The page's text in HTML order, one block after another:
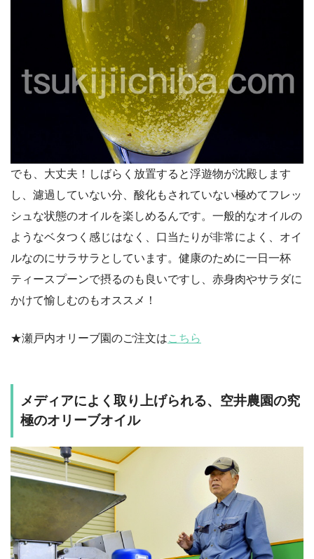
でも、大丈夫！しばらく放置すると浮遊物が沈殿します
し、濾過していない分、酸化もされていない極めてフレッ
シュな状態のオイルを楽しめるんです。一般的なオイルの
ようなベタつく感じはなく、口当たりが非常によく、オイ
ルなのにサラサラとしています。健康のために一日一杯
ティースプーンで摂るのも良いですし、赤身肉やサラダに
かけて愉しむのもオススメ！
★瀬戸内オリーブ園のご注文はこちら
メディアによく取り上げられる、空井農園の究
極のオリーブオイル